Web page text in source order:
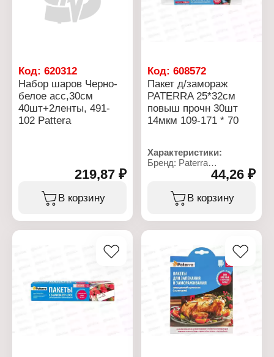
Код: 620312
Набор шаров Черно-
белое асс,30см
40шт+2ленты, 491-
102 Pattera
219,87 ₽
В корзину
Код:608572
Пакет д/замораж
PATERRA 25*32см
повыш прочн 30шт
14мкм 109-171 * 70
Характеристики:
Бренд: Paterra
Артикул: 109-171
Тип товара: Пакеты
Назначение: для
замораживания и
Размер пакета: 25х32 см
Количество: 30 шт
Материал: пищевой
полиэтилен
Толщина: 14 мкм
Цвет: прозрачный
Упаковка: рулон
44,26 ₽
В корзину